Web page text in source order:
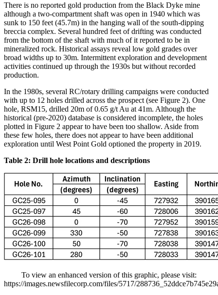
There is no reported gold production from the Black Dyke mine
although a two-compartment shaft was open in 1940 which was
sunk to 150 feet (45.7m) in the hanging wall of the south-dipping
breccia complex. Several hundred feet of drifting was conducted
from the bottom of the shaft with much of it reported to be in
mineralized rock. Historical assays reveal low gold grades over
broad widths up to 30m. Intermittent exploration and development
activities continued up through the 1930s but without recorded
production.
In the 1980s, several RC/rotary drilling campaigns were conducted
with up to 12 holes drilled across the prospect (see Figure 2). One
hole, RSM15, drilled 20m of 0.65 g/t Au at 41m. Although the
historical (pre-2020) database is considered incomplete, the holes
plotted in Figure 2 appear to have been too shallow. Aside from
these few holes, there does not appear to have been additional
exploration until West Point Gold optioned the property in 2019.
Table 2: Drill hole locations and descriptions
To view an enhanced version of this graphic, please visit:
https://images.newsfilecorp.com/files/5717/